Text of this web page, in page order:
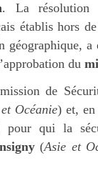
. La résolution
établis hors
a
du
de
Océanie) et,
pour qui la
(Asie et